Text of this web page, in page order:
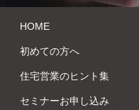
HOME
初めての方へ
住宅営業のヒント集
セミナーお申し込み